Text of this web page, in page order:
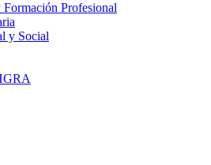
Profesional
y Social